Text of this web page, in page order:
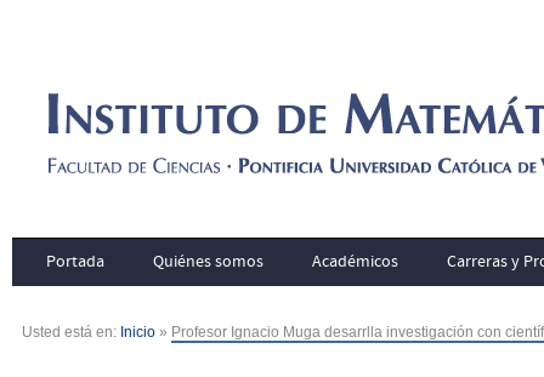
Portada Quiénes somos Académicos Carreras y
Usted está en: Inicio » Profesor Ignacio Muga desarrlla investigación con